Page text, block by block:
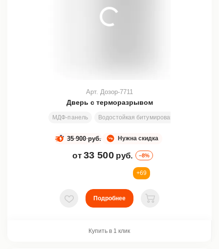
Дверь с терморазрывом
МДФ-панель Водостойкая битумированная плита +
Арт. Дозор-7711
Нужна скидка
35 900 руб.
от 33 500 руб. –8%
+69
В избранное
Подробнее
В корзину
Купить в 1 клик